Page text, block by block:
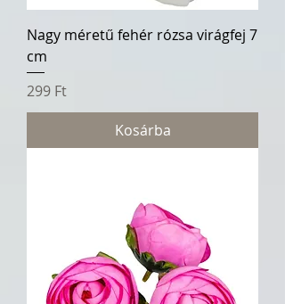
Nagy méretű fehér rózsa virágfej 7
cm
Ár
299 Ft
Kosárba